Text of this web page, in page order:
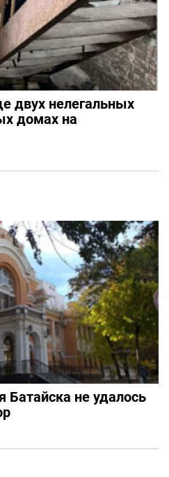
двух нелегальных
домах на
Батайска не удалось